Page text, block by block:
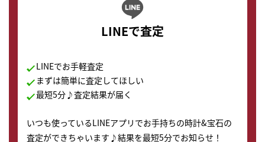
LINEで査定
LINEでお手軽査定
まずは簡単に査定してほしい
最短5分♪査定結果が届く
いつも使っているLINEアプリでお手持ちの時計&宝石の
査定ができちゃいます♪結果を最短5分でお知らせ！